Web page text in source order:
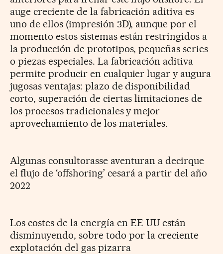
auge creciente de la fabricación aditiva es
uno de ellos (impresión 3D), aunque por el
momento estos sistemas están restringidos a
la producción de prototipos, pequeñas series
o piezas especiales. La fabricación aditiva
permite producir en cualquier lugar y augura
jugosas ventajas: plazo de disponibilidad
corto, superación de ciertas limitaciones de
los procesos tradicionales y mejor
aprovechamiento de los materiales.
Algunas consultorasse aventuran a decirque
el flujo de ‘offshoring’ cesará a partir del año
2022
Los costes de la energía en EE UU están
disminuyendo, sobre todo por la creciente
explotación del gas pizarra